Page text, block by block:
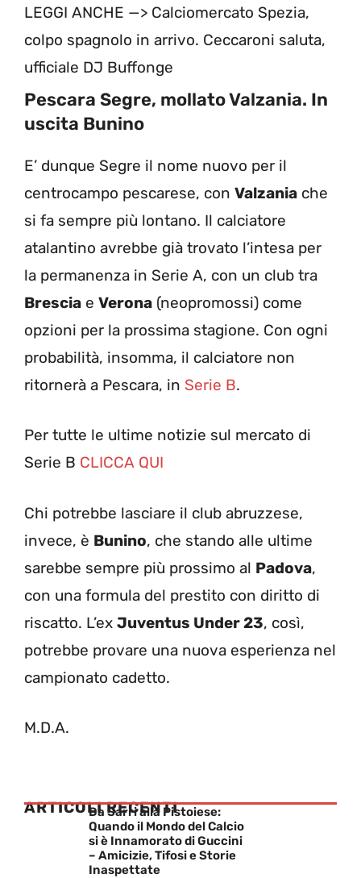
LEGGI ANCHE —> Calciomercato Spezia,
colpo spagnolo in arrivo. Ceccaroni saluta,
ufficiale DJ Buffonge
Pescara Segre, mollato Valzania. In
uscita Bunino
E’ dunque Segre il nome nuovo per il
centrocampo pescarese, con Valzania che
si fa sempre più lontano. Il calciatore
atalantino avrebbe già trovato l’intesa per
la permanenza in Serie A, con un club tra
Brescia e Verona (neopromossi) come
opzioni per la prossima stagione. Con ogni
probabilità, insomma, il calciatore non
ritornerà a Pescara, in Serie B.
Per tutte le ultime notizie sul mercato di
Serie B CLICCA QUI
Chi potrebbe lasciare il club abruzzese,
invece, è Bunino, che stando alle ultime
sarebbe sempre più prossimo al Padova,
con una formula del prestito con diritto di
riscatto. L’ex Juventus Under 23, così,
potrebbe provare una nuova esperienza nel
campionato cadetto.
M.D.A.
ARTICOLI RECENTI
Da Sarri alla Pistoiese:
Quando il Mondo del Calcio
si è Innamorato di Guccini
– Amicizie, Tifosi e Storie
Inaspettate